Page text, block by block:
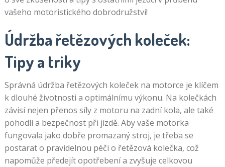
vašeho motoristického dobrodružství!
Údržba řetězových koleček:
Tipy a triky
Správná údržba řetězových koleček na motorce je klíčem
k dlouhé životnosti a optimálnímu výkonu. Na kolečkách
závisí nejen přenos síly z motoru na zadní kola, ale také
pohodlí a bezpečnost při jízdě. Aby vaše motorka
fungovala jako dobře promazaný stroj, je třeba se
postarat o pravidelnou péči o řetězová kolečka, což
napomůže předejít opotřebení a zvyšuje celkovou